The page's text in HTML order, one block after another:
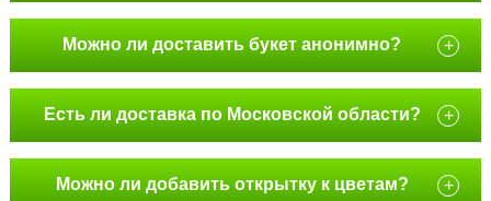
Можно ли доставить букет анонимно? +
Есть ли доставка по Московской области? +
Можно ли добавить открытку к цветам? +